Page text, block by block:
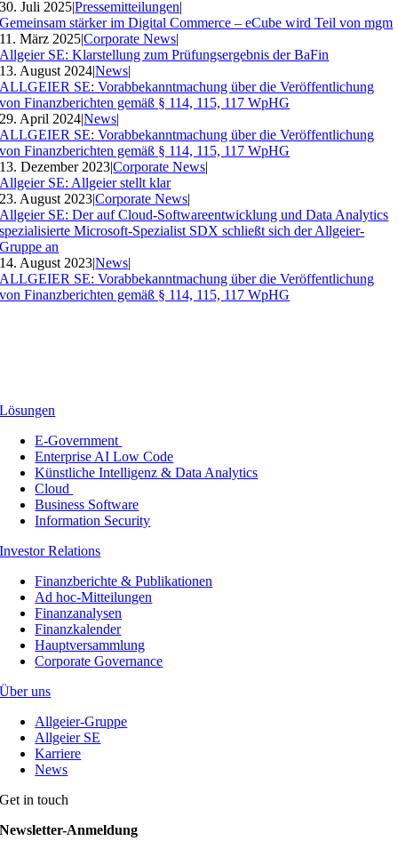
30. Juli 2025|Pressemitteilungen|
Gemeinsam stärker im Digital Commerce – eCube wird Teil von mgm
11. März 2025|Corporate News|
Allgeier SE: Klarstellung zum Prüfungsergebnis der BaFin
13. August 2024|News|
ALLGEIER SE: Vorabbekanntmachung über die Veröffentlichung
von Finanzberichten gemäß § 114, 115, 117 WpHG
29. April 2024|News|
ALLGEIER SE: Vorabbekanntmachung über die Veröffentlichung
von Finanzberichten gemäß § 114, 115, 117 WpHG
13. Dezember 2023|Corporate News|
Allgeier SE: Allgeier stellt klar
23. August 2023|Corporate News|
Allgeier SE: Der auf Cloud-Softwareentwicklung und Data Analytics
spezialisierte Microsoft-Spezialist SDX schließt sich der Allgeier-
Gruppe an
14. August 2023|News|
ALLGEIER SE: Vorabbekanntmachung über die Veröffentlichung
von Finanzberichten gemäß § 114, 115, 117 WpHG
Lösungen
E-Government
Enterprise AI Low Code
Künstliche Intelligenz & Data Analytics
Cloud
Business Software
Information Security
Investor Relations
Finanzberichte & Publikationen
Ad hoc-Mitteilungen
Finanzanalysen
Finanzkalender
Hauptversammlung
Corporate Governance
Über uns
Allgeier-Gruppe
Allgeier SE
Karriere
News
Get in touch
Newsletter-Anmeldung